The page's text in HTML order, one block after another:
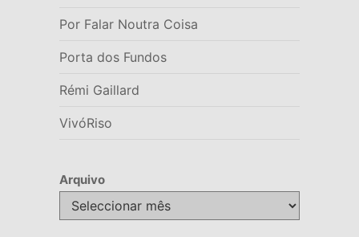
Por Falar Noutra Coisa
Porta dos Fundos
Rémi Gaillard
VivóRiso
Arquivo
Arquivo